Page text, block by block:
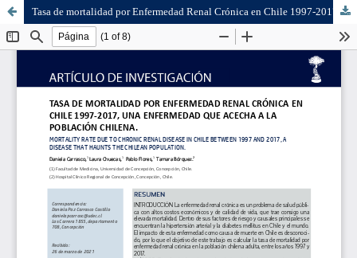
Tasa de mortalidad por Enfermedad Renal Crónica en Chile 1997-2017, una enfermedad que acecha a la población chilena.